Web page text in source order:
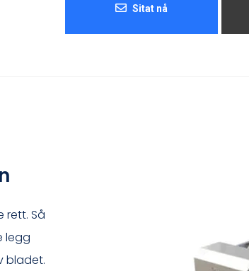
Sitat nå
rett. Så
legg
bladet.